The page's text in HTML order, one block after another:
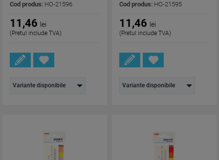
Cod produs: HO-21596
11,46 lei
(Pretul include TVA)
Variante disponibile
Cod produs: HO-21595
11,46 lei
(Pretul include TVA)
Variante disponibile